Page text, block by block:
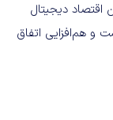
اقتصاد دیجیتال
و هم‌افزایی اتفاق